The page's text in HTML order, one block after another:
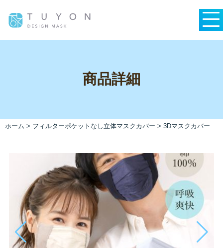
商品詳細
ホーム > フィルターポケットなし 立体マスクカバー > 3Dマスクカバー